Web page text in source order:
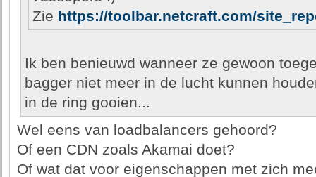
Zie https://toolbar.netcraft.com/
Ik ben benieuwd wanneer ze gewoon
bagger niet meer in de lucht kunnen
in de ring gooien...
Wel eens van loadbalancers gehoord?
Of een CDN zoals Akamai doet?
Of wat dat voor eigenschappen met zich